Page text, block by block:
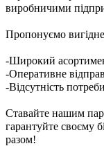
виробничими
Пропонуємо
-Широкий
-Оперативне
-Відсутність
Ставайте нашим
гарантуйте своєму
разом!